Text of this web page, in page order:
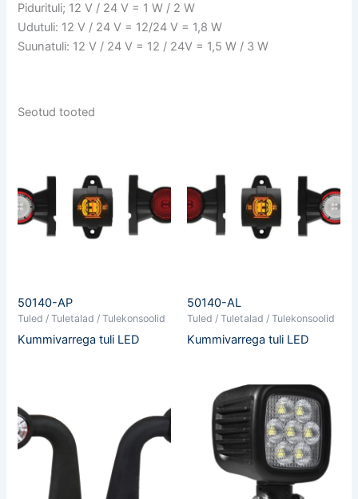
Pidurituli; 12 V / 24 V = 1 W / 2 W
Udutuli: 12 V / 24 V = 12/24 V = 1,8 W
Suunatuli: 12 V / 24 V = 12 / 24V = 1,5 W / 3 W
Seotud tooted
50140-AP
Tuled / Tuletalad / Tulekonsoolid
Kummivarrega tuli LED
50140-AL
Tuled / Tuletalad / Tulekonsoolid
Kummivarrega tuli LED